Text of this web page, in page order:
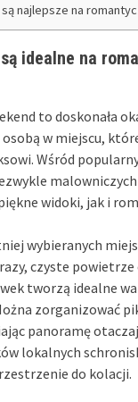
najlepsze na
idealne na
to doskonała
w miejscu,
Wśród
widoki, jak i
wybieranych
czyste
tworzą idealne
zorganizować
panoramę
lokalnych
do kolacji.